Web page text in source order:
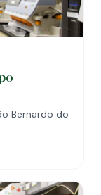
Bernardo do